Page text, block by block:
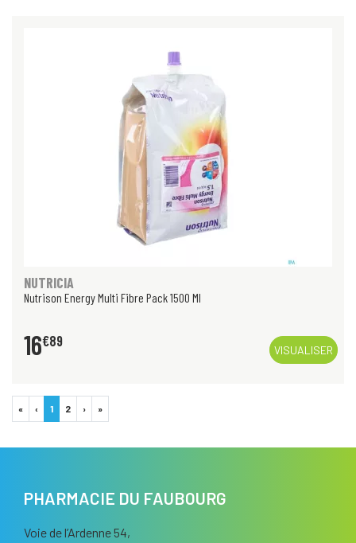
NUTRICIA
Nutrison Energy Multi Fibre Pack 1500 Ml
16€89
VISUALISER
« ‹ 1 2 › »
PHARMACIE DU FAUBOURG
Voie de l’Ardenne 54,